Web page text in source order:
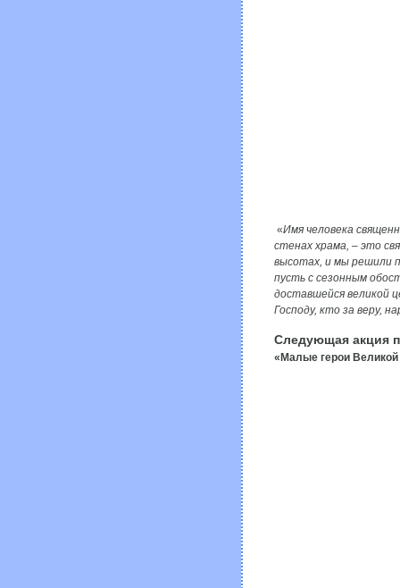
«Имя человека
стенах храма, – это
высотах, и мы решили
пусть с сезонным
доставшейся великой
Господу, кто за веру,
Следующая акция
«Малые герои